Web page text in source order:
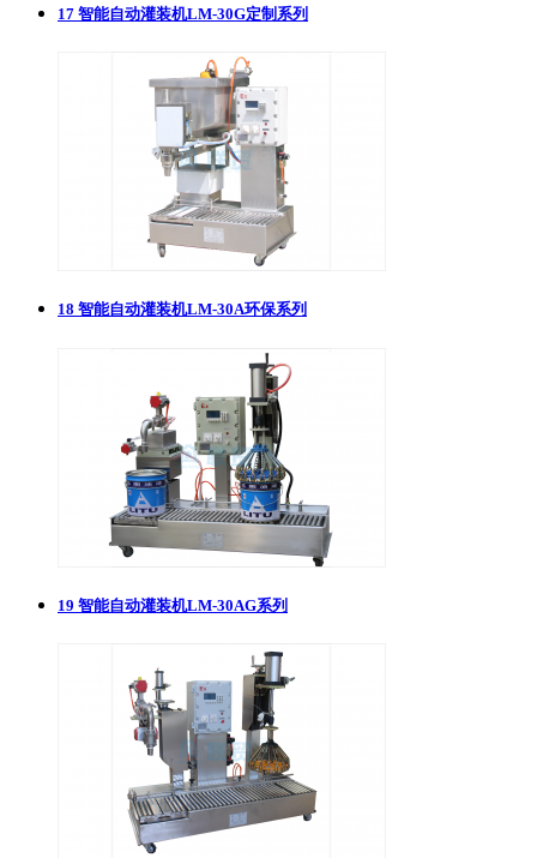
17 智能自动灌装机LM-30G定制系列
18 智能自动灌装机LM-30A环保系列
19 智能自动灌装机LM-30AG系列